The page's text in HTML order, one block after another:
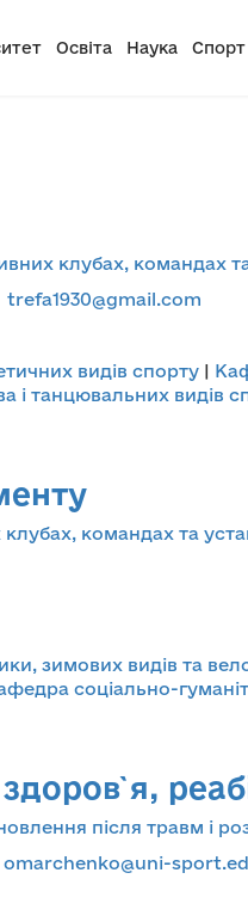
Освіта Наука Спорт
клубах, командах
trefa1930@gmail.com
видів спорту |
і танцювальних видів
командах та
зимових видів та
соціально-
після травм і
omarchenko@uni-